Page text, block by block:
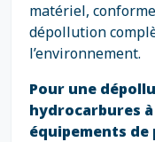
matériel,
dépollution
l’environnement.
Pour une
hydrocarbures
équipements